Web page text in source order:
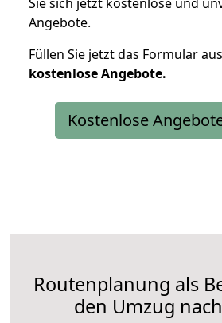
Angebote.
Füllen Sie jetzt das Formular
kostenloseAngebote.
Kostenlose
Routenplanung als
den Umzug